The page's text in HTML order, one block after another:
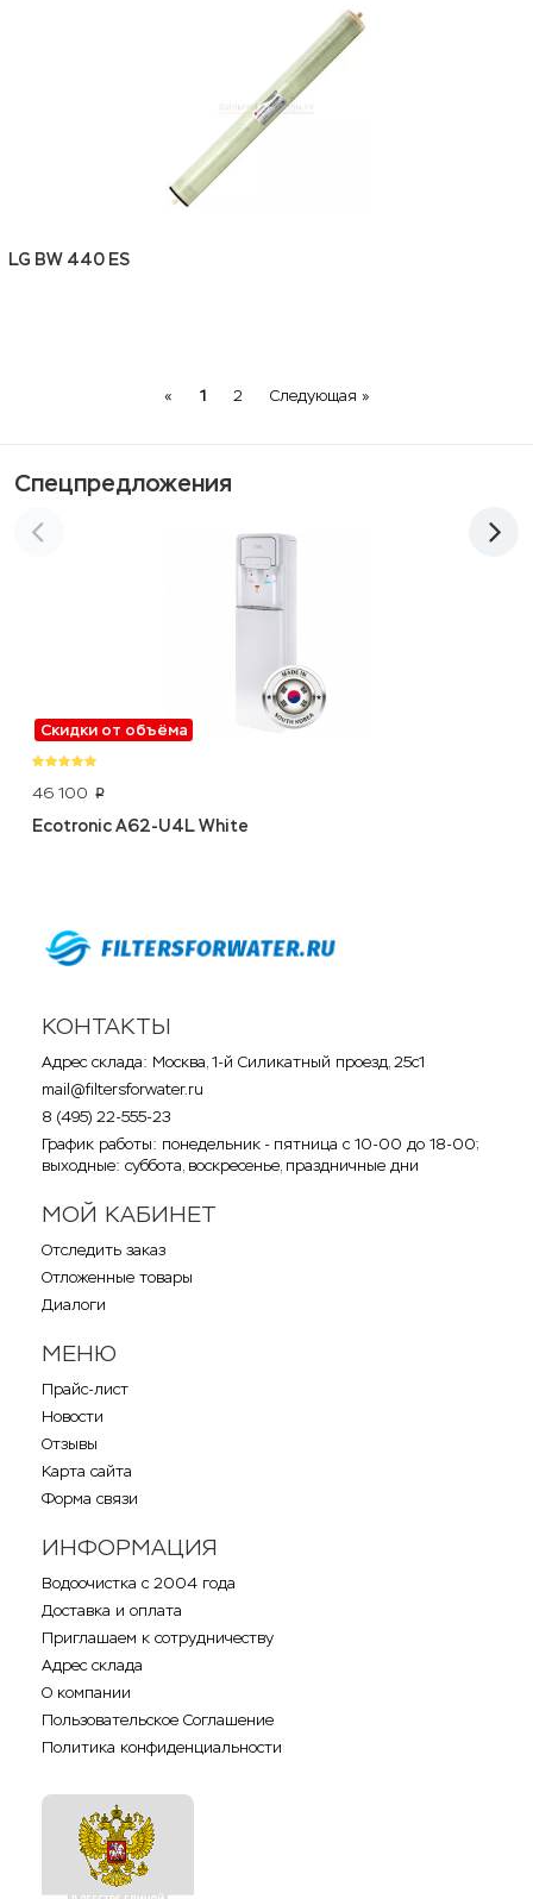
LG BW 440 ES
«Previous
1 2 Следующая »Next
Спецпредложения
Скидки от объёма
46 100 p
Ecotronic A62-U4L White
КОНТАКТЫ
Адрес склада: Москва, 1-й Силикатный проезд, 25с1
mail@filtersforwater.ru
8 (495) 22-555-23
График работы: понедельник - пятница с 10-00 до 18-00;
выходные: суббота, воскресенье, праздничные дни
МОЙ КАБИНЕТ
Отследить заказ
Отложенные товары
Диалоги
МЕНЮ
Прайс-лист
Новости
Отзывы
Карта сайта
Форма связи
ИНФОРМАЦИЯ
Водоочистка с 2004 года
Доставка и оплата
Приглашаем к сотрудничеству
Адрес склада
О компании
Пользовательское Соглашение
Политика конфиденциальности